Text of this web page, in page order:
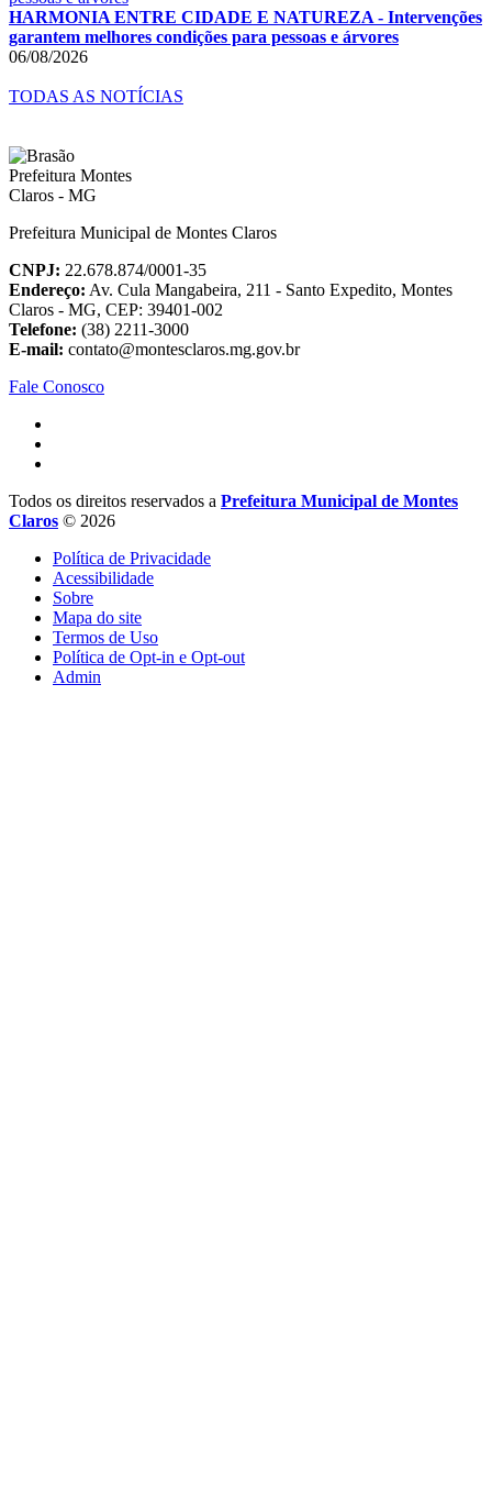
HARMONIA ENTRE CIDADE E NATUREZA - Intervenções
garantem melhores condições para pessoas e árvores
06/08/2026
TODAS AS NOTÍCIAS
Prefeitura Municipal de Montes Claros
CNPJ: 22.678.874/0001-35
Endereço: Av. Cula Mangabeira, 211 - Santo Expedito, Montes
Claros - MG, CEP: 39401-002
Telefone: (38) 2211-3000
E-mail: contato@montesclaros.mg.gov.br
Fale Conosco
Todos os direitos reservados a Prefeitura Municipal de Montes
Claros © 2026
Política de Privacidade
Acessibilidade
Sobre
Mapa do site
Termos de Uso
Política de Opt-in e Opt-out
Admin